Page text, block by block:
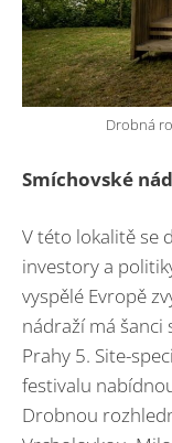
Drobná
Smíchovské
V této lokalitě se
investory a
vyspělé Evropě
nádraží má
Prahy 5. Site-
festivalu
Drobnou